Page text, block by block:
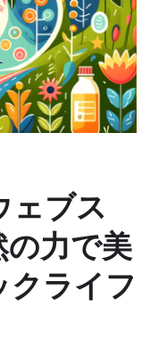
ェブス
の力で美
クライフ